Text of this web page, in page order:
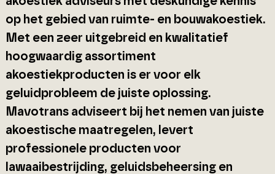
op het gebied van ruimte- en bouwakoestiek.
Met een zeer uitgebreid en kwalitatief
hoogwaardig assortiment
akoestiekproducten is er voor elk
geluidprobleem de juiste oplossing.
Mavotrans adviseert bij het nemen van juiste
akoestische maatregelen, levert
professionele producten voor
lawaaibestrijding, geluidsbeheersing en